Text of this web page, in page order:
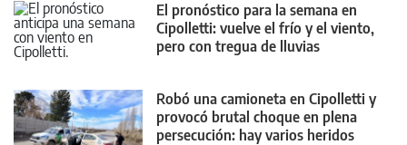
El pronóstico para la semana en
Cipolletti: vuelve el frío y el viento,
pero con tregua de lluvias
Robó una camioneta en Cipolletti y
provocó brutal choque en plena
persecución: hay varios heridos